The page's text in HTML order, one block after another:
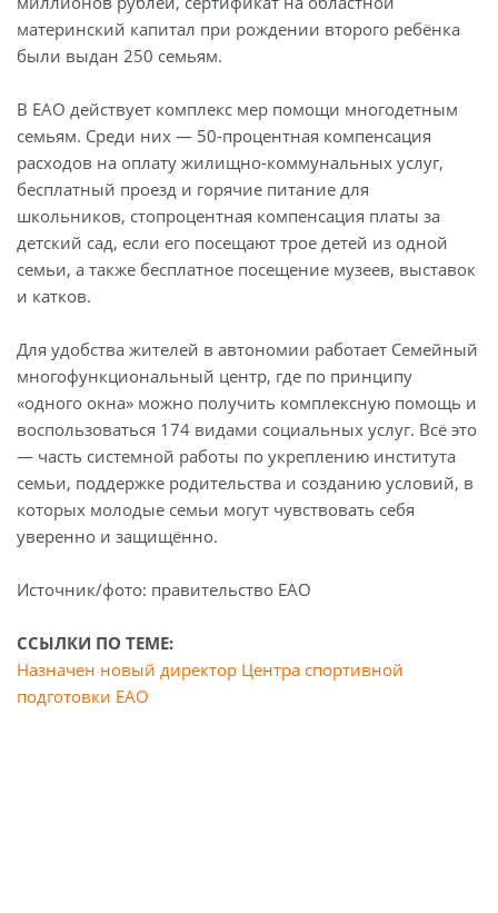
материнский капитал при рождении второго ребёнка
были выдан 250 семьям.
В ЕАО действует комплекс мер помощи многодетным
семьям. Среди них — 50-процентная компенсация
расходов на оплату жилищно-коммунальных услуг,
бесплатный проезд и горячие питание для
школьников, стопроцентная компенсация платы за
детский сад, если его посещают трое детей из одной
семьи, а также бесплатное посещение музеев, выставок
и катков.
Для удобства жителей в автономии работает Семейный
многофункциональный центр, где по принципу
«одного окна» можно получить комплексную помощь и
воспользоваться 174 видами социальных услуг. Всё это
— часть системной работы по укреплению института
семьи, поддержке родительства и созданию условий, в
которых молодые семьи могут чувствовать себя
уверенно и защищённо.
Источник/фото: правительство ЕАО
ССЫЛКИ ПО ТЕМЕ:
Назначен новый директор Центра спортивной
подготовки ЕАО